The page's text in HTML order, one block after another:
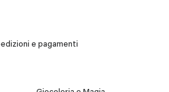
e pagamenti